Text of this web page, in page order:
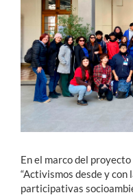
Académicos
Funcionarios
Alumni
En el marco del
“Activismos desde y
participativas